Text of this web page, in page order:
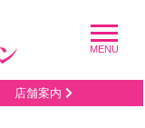
店舗案内